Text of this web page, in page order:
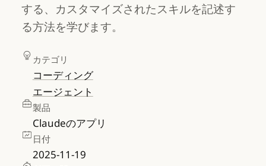
する、カスタマイズされたスキルを記述す
る方法を学びます。
カテゴリ
コーディング
エージェント
製品
Claudeのアプリ
日付
2025-11-19